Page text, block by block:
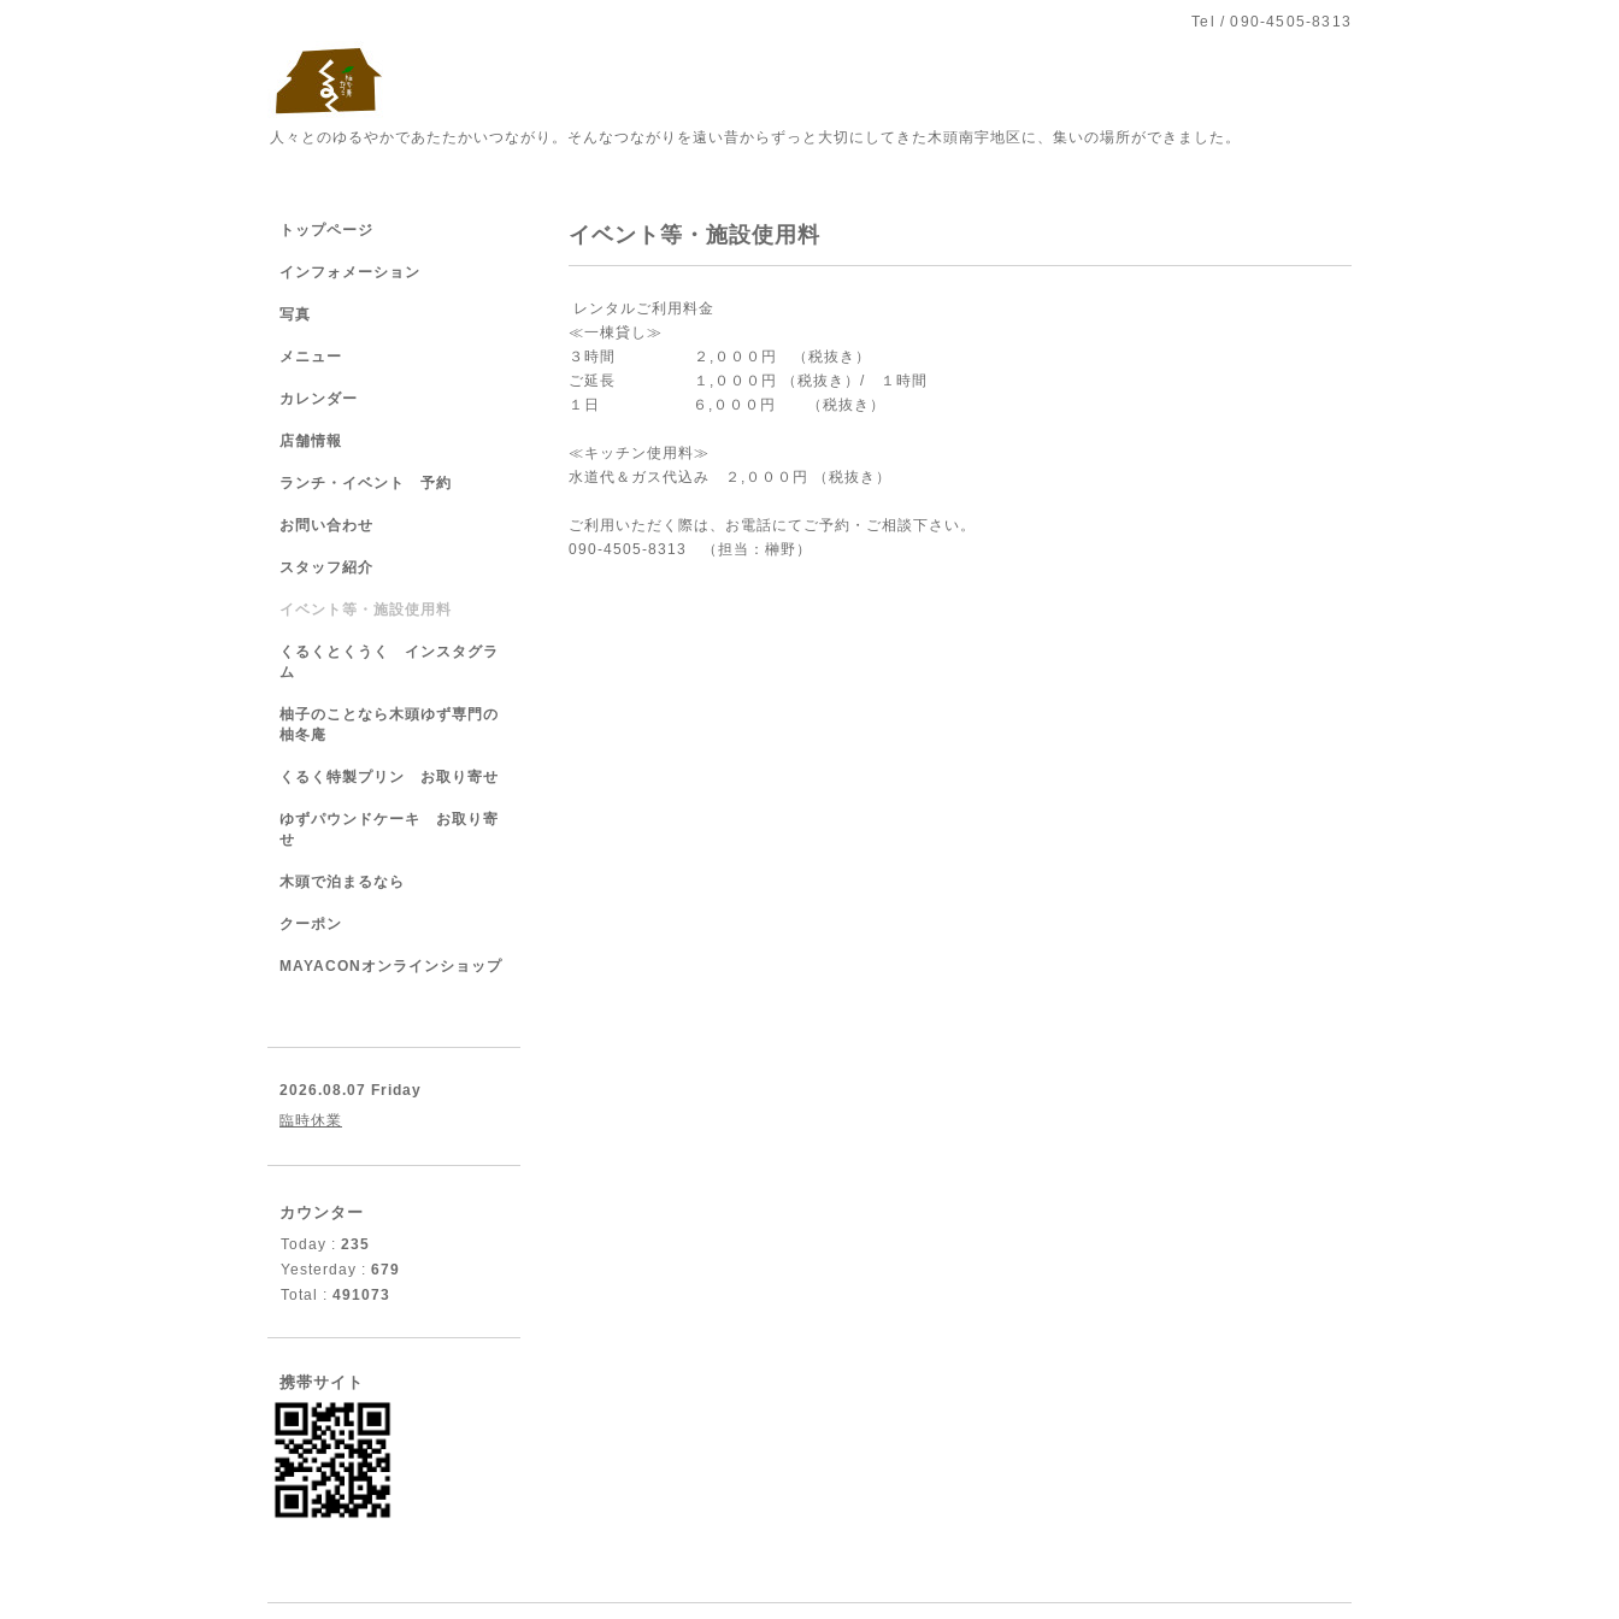
Tel / 090-4505-8313
人々とのゆるやかであたたかいつながり。そんなつながりを遠い昔からずっと大切にしてきた木頭南宇地区に、集いの場所ができました。
イベント等・施設使用料
レンタルご利用料金
≪一棟貸し≫
３時間 ２,０００円 （税抜き）
ご延長 １,０００円 （税抜き）/ １時間
１日 ６,０００円 （税抜き）
≪キッチン使用料≫
水道代＆ガス代込み ２,０００円 （税抜き）
ご利用いただく際は、お電話にてご予約・ご相談下さい。
090-4505-8313 （担当：榊野）
トップページ
インフォメーション
写真
メニュー
カレンダー
店舗情報
ランチ・イベント 予約
お問い合わせ
スタッフ紹介
イベント等・施設使用料
くるくとくうく インスタグラ
ム
柚子のことなら木頭ゆず専門の
柚冬庵
くるく特製プリン お取り寄せ
ゆずパウンドケーキ お取り寄
せ
木頭で泊まるなら
クーポン
MAYACONオンラインショップ
2026.08.07 Friday
臨時休業
カウンター
Today : 235
Yesterday : 679
Total : 491073
携帯サイト